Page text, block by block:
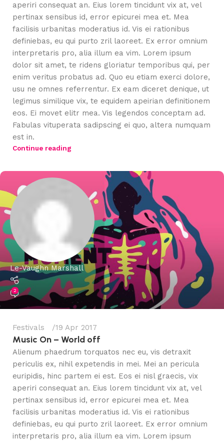
aperiri consequat an. Eius lorem tincidunt vix at, vel
pertinax sensibus id, error epicurei mea et. Mea
facilisis urbanitas moderatius id. Vis ei rationibus
definiebas, eu qui purto zril laoreet. Ex error omnium
interpretaris pro, alia illum ea vim. Lorem ipsum
dolor sit amet, te ridens gloriatur temporibus qui, per
enim veritus probatus ad. Quo eu etiam exerci dolore,
usu ne omnes referrentur. Ex eam diceret denique, ut
legimus similique vix, te equidem apeirian definitionem
eos. Ei movet elitr mea. Vis legendos conceptam ad.
Fabulas vituperata sadipscing ei quo, altera numquam
est in.
Continue reading
Le-Vaughn Marshall
2
Festivals 19 Apr 2017
Music On – World off
Alienum phaedrum torquatos nec eu, vis detraxit
periculis ex, nihil expetendis in mei. Mei an pericula
euripidis, hinc partem ei est. Eos ei nisl graecis, vix
aperiri consequat an. Eius lorem tincidunt vix at, vel
pertinax sensibus id, error epicurei mea et. Mea
facilisis urbanitas moderatius id. Vis ei rationibus
definiebas, eu qui purto zril laoreet. Ex error omnium
interpretaris pro, alia illum ea vim. Lorem ipsum